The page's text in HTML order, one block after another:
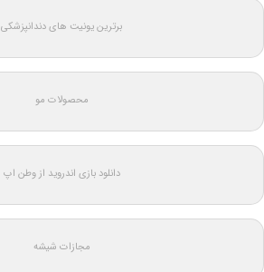
برترین یونیت های دندانپزشکی
محصولات مو
دانلود بازی اندروید از وطن اپ
مجازات شیشه